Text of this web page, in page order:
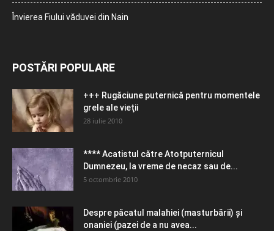
Învierea Fiului văduvei din Nain
POSTĂRI POPULARE
+++ Rugăciune puternică pentru momentele
grele ale vieţii
28 iulie 2010
**** Acatistul către Atotputernicul
Dumnezeu, la vreme de necaz sau de...
5 octombrie 2010
Despre păcatul malahiei (masturbării) şi
onaniei (pazei de a nu avea...